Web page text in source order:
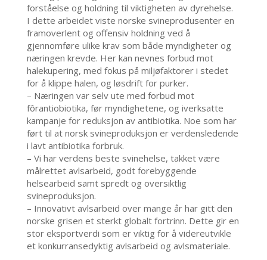
forståelse og holdning til viktigheten av dyrehelse.
I dette arbeidet viste norske svineprodusenter en
framoverlent og offensiv holdning ved å
gjennomføre ulike krav som både myndigheter og
næringen krevde. Her kan nevnes forbud mot
halekupering, med fokus på miljøfaktorer i stedet
for å klippe halen, og løsdrift for purker.
– Næringen var selv ute med forbud mot
fôrantiobiotika, før myndighetene, og iverksatte
kampanje for reduksjon av antibiotika. Noe som har
ført til at norsk svineproduksjon er verdensledende
i lavt antibiotika forbruk.
– Vi har verdens beste svinehelse, takket være
målrettet avlsarbeid, godt forebyggende
helsearbeid samt spredt og oversiktlig
svineproduksjon.
– Innovativt avlsarbeid over mange år har gitt den
norske grisen et sterkt globalt fortrinn. Dette gir en
stor eksportverdi som er viktig for å videreutvikle
et konkurransedyktig avlsarbeid og avlsmateriale.